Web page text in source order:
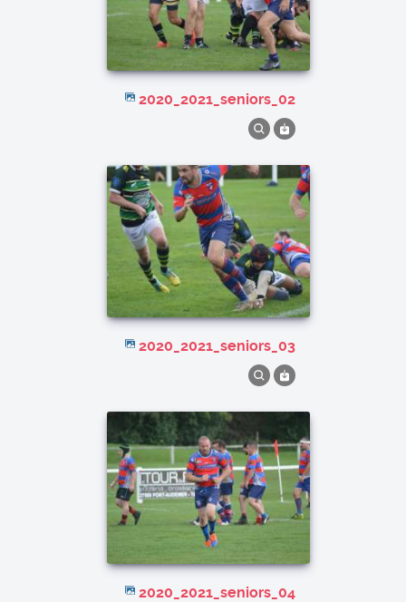
2020_2021_seniors_02
2020_2021_seniors_03
2020_2021_seniors_04